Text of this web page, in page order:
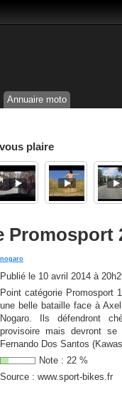
Annuaire moto
plaire
Promosport
nogaro
Publié le 10 avril 2014 à
Point catégorie Promosport
une belle bataille face à
Nogaro. Ils défendront
provisoire mais devront
Fernando Dos Santos
Note : 22 %
Source : www.sport-bikes.fr